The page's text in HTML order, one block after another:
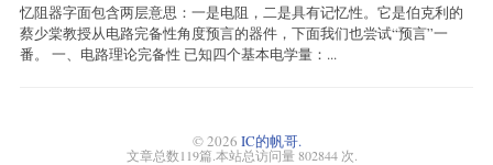
忆阻器字面包含两层意思：一是电阻，二是具有记忆性。它是伯克利的
蔡少棠教授从电路完备性角度预言的器件，下面我们也尝试“预言”一
番。 一、电路理论完备性 已知四个基本电学量：...
© 2026 IC的帆哥.
文章总数119篇.本站总访问量 802844 次.